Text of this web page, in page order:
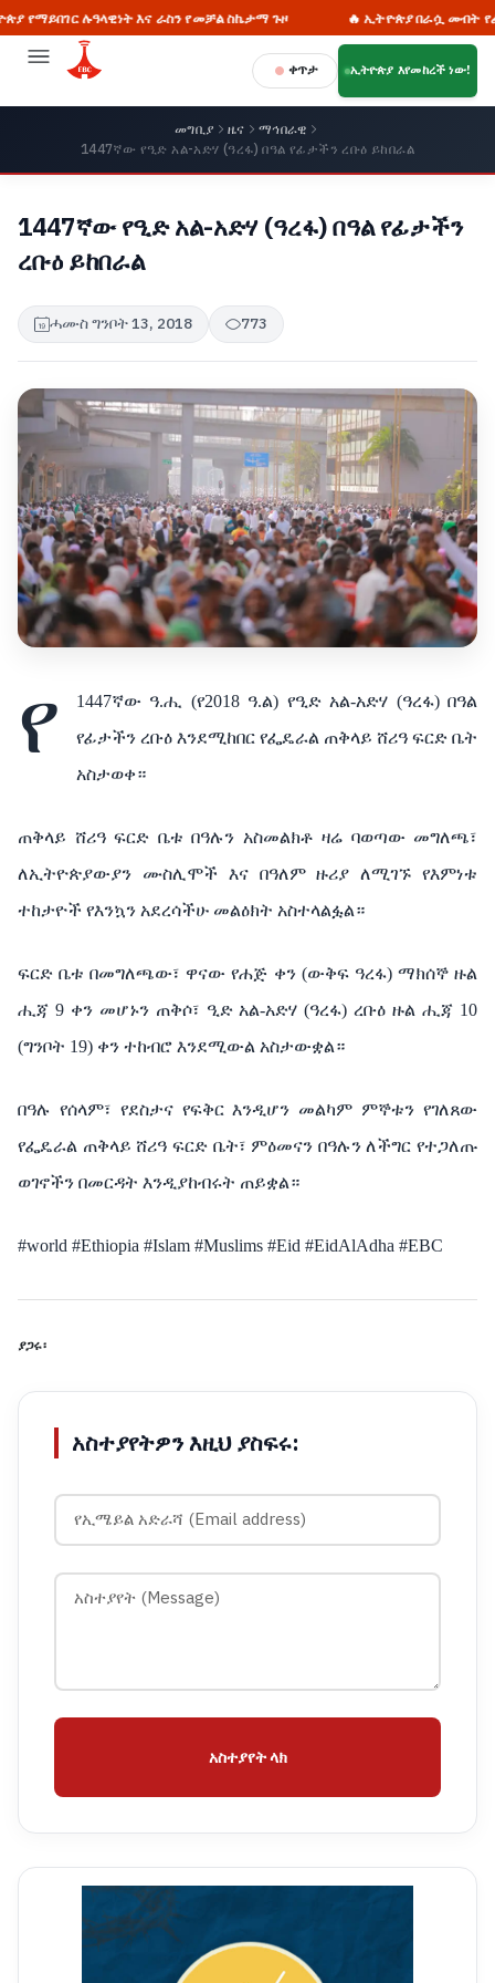
ሉዓላዊነት እና ራስን የመቻል ስኬታማ ጉዞ 🔥 ኢትዮጵያ በራሷ መብት የፈቃድ
ቀጥታ ኢትዮጵያ እየመከረች ነው!
መግቢያ ዜና
ማኅበራዊ
1447ኛው የዒድ አል-አድሃ (ዓረፋ) በዓል የፊታችን ረቡዕ ይከበራል
1447ኛው የዒድ አል-አድሃ (ዓረፋ) በዓል የፊታችን
ረቡዕ ይከበራል
ሓሙስ ግንቦት 13, 2018 773
የ 1447ኛው ዓ.ሒ (የ2018 ዓ.ል) የዒድ አል-አድሃ (ዓረፋ) በዓል
የፊታችን ረቡዕ እንደሚከበር የፌዴራል ጠቅላይ ሸሪዓ ፍርድ ቤት
አስታወቀ።
ጠቅላይ ሸሪዓ ፍርድ ቤቱ በዓሉን አስመልክቶ ዛሬ ባወጣው መግለጫ፣
ለኢትዮጵያውያን ሙስሊሞች እና
በዓለምዙሪያለሚገኙ የእምነቱ
ተከታዮች የእንኳን አደረሳችሁ መልዕክት አስተላልፏል።
ፍርድ ቤቱ በመግለጫው፣ ዋናው የሐጅ ቀን(ውቅፍ ዓረፋ) ማክሰኞ ዙል
ሒጃ 9 ቀንመሆኑን ጠቅሶ፣ ዒድ አል-አድሃ (ዓረፋ)ረቡዕ ዙል ሒጃ 10
(ግንቦት 19) ቀን ተከብሮ እንደሚውል አስታውቋል።
በዓሉ የሰላም፣ የደስታና የፍቅር እንዲሆን መልካም ምኞቱን የገለጸው
የፌዴራል ጠቅላይ ሸሪዓ ፍርድ ቤት፣ ምዕመናን በዓሉን ለችግር የተጋለጡ
ወገኖችን በመርዳት እንዲያከብሩት ጠይቋል።
#world #Ethiopia #Islam #Muslims #Eid #EidAlAdha #EBC
ያጋሩ፡
አስተያየትዎን እዚህ ያስፍሩ:
አስተያየት ላክ